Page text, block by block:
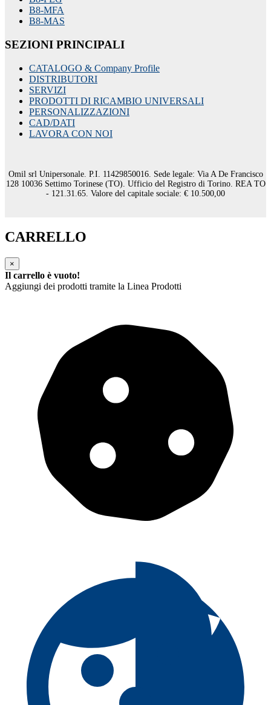
B8-MFA
B8-MAS
SEZIONI PRINCIPALI
CATALOGO & Company Profile
DISTRIBUTORI
SERVIZI
PRODOTTI DI RICAMBIO UNIVERSALI
PERSONALIZZAZIONI
CAD/DATI
LAVORA CON NOI
Omil srl Unipersonale. P.I. 11429850016. Sede legale: Via A De Francisco
128 10036 Settimo Torinese (TO). Ufficio del Registro di Torino. REA TO
- 121.31.65. Valore del capitale sociale: € 10.500,00
CARRELLO
×
Il carrello è vuoto!
Aggiungi dei prodotti tramite la Linea Prodotti